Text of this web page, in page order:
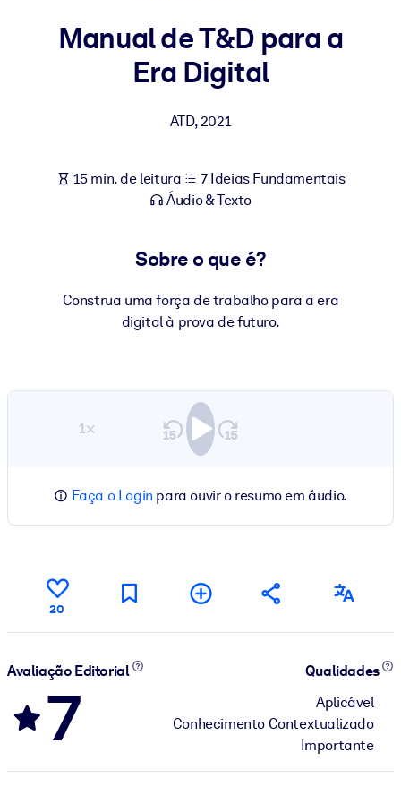
resultados de aprendizagem mais sólidos.
Enriqueça sua biblioteca corporativa com conhecimento de
estruturado para melhorar os resultados.
Manual de T&D para a
Era Digital
ATD,2021
15 min. de leitura
7 Ideias Fundamentais
Áudio & Texto
Sobre o que é?
Construa uma força de trabalho para a era
digital à prova de futuro.
1×
Faça o Login para ouvir o resumo em áudio.
20
Avaliação Editorial
7
Qualidades
Aplicável
Conhecimento Contextualizado
Importante